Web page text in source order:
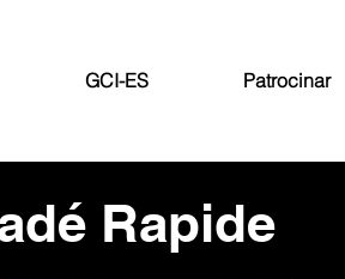
GCI-ES Patrocinar
Rapide